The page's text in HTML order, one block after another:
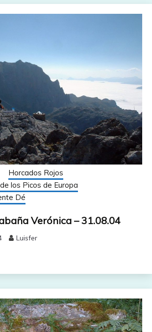
Horcados Rojos
los Picos de Europa
Dé
Verónica – 31.08.04
Luisfer